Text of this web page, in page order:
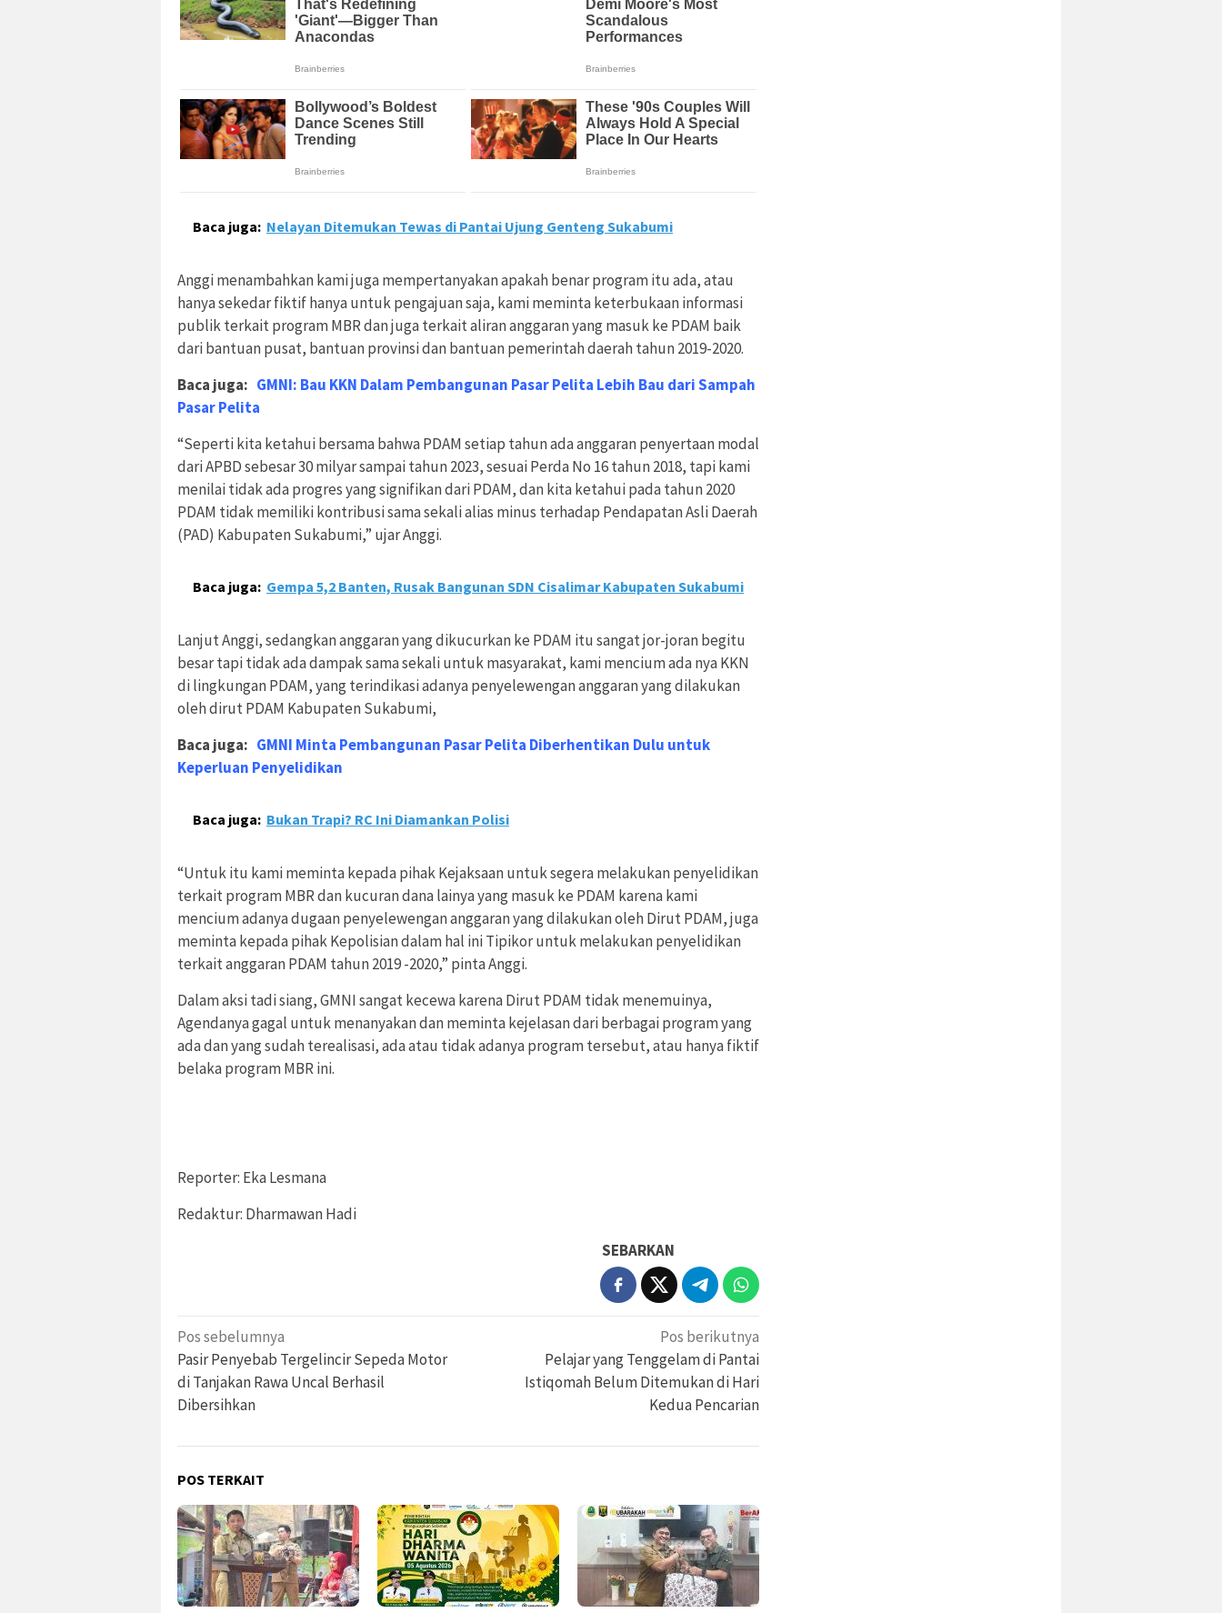
Baca juga: Nelayan Ditemukan Tewas di Pantai Ujung Genteng Sukabumi
Anggi menambahkan kami juga mempertanyakan apakah benar program itu ada, atau
hanya sekedar fiktif hanya untuk pengajuan saja, kami meminta keterbukaan informasi
publik terkait program MBR dan juga terkait aliran anggaran yang masuk ke PDAM baik
dari bantuan pusat, bantuan provinsi dan bantuan pemerintah daerah tahun 2019-2020.
Baca juga: GMNI: Bau KKN Dalam Pembangunan Pasar Pelita Lebih Bau dari Sampah
Pasar Pelita
“Seperti kita ketahui bersama bahwa PDAM setiap tahun ada anggaran penyertaan modal
dari APBD sebesar 30 milyar sampai tahun 2023, sesuai Perda No 16 tahun 2018, tapi kami
menilai tidak ada progres yang signifikan dari PDAM, dan kita ketahui pada tahun 2020
PDAM tidak memiliki kontribusi sama sekali alias minus terhadap Pendapatan Asli Daerah
(PAD) Kabupaten Sukabumi,” ujar Anggi.
Baca juga: Gempa 5,2 Banten, Rusak Bangunan SDN Cisalimar Kabupaten Sukabumi
Lanjut Anggi, sedangkan anggaran yang dikucurkan ke PDAM itu sangat jor-joran begitu
besar tapi tidak ada dampak sama sekali untuk masyarakat, kami mencium ada nya KKN
di lingkungan PDAM, yang terindikasi adanya penyelewengan anggaran yang dilakukan
oleh dirut PDAM Kabupaten Sukabumi,
Baca juga: GMNI Minta Pembangunan Pasar Pelita Diberhentikan Dulu untuk
Keperluan Penyelidikan
Baca juga: Bukan Trapi? RC Ini Diamankan Polisi
“Untuk itu kami meminta kepada pihak Kejaksaan untuk segera melakukan penyelidikan
terkait program MBR dan kucuran dana lainya yang masuk ke PDAM karena kami
mencium adanya dugaan penyelewengan anggaran yang dilakukan oleh Dirut PDAM, juga
meminta kepada pihak Kepolisian dalam hal ini Tipikor untuk melakukan penyelidikan
terkait anggaran PDAM tahun 2019 -2020,” pinta Anggi.
Dalam aksi tadi siang, GMNI sangat kecewa karena Dirut PDAM tidak menemuinya,
Agendanya gagal untuk menanyakan dan meminta kejelasan dari berbagai program yang
ada dan yang sudah terealisasi, ada atau tidak adanya program tersebut, atau hanya fiktif
belaka program MBR ini.
Reporter: Eka Lesmana
Redaktur: Dharmawan Hadi
SEBARKAN
Navigasi
pos
Pos sebelumnya
Pasir Penyebab Tergelincir Sepeda Motor
di Tanjakan Rawa Uncal Berhasil
Dibersihkan
Pos berikutnya
Pelajar yang Tenggelam di Pantai
Istiqomah Belum Ditemukan di Hari
Kedua Pencarian
POS TERKAIT